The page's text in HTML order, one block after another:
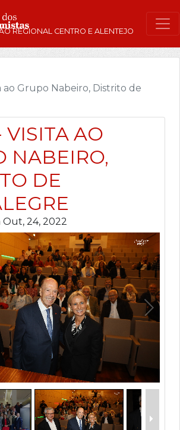
REGIONAL CENTRO E ALENTEJO
ao Grupo Nabeiro, Distrito de
VISITA AO
NABEIRO,
DE
24, 2022